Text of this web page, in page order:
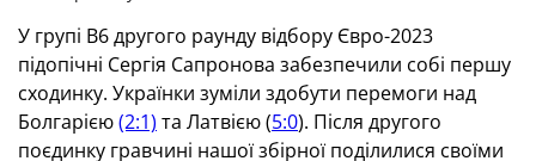
У групі В6 другого раунду відбору Євро-2023
підопічні Сергія Сапронова забезпечили собі першу
сходинку. Українки зуміли здобути перемоги над
Болгарією(2:1) та Латвією (5:0). Після другого
поєдинку гравчині нашої збірної поділилися своїми